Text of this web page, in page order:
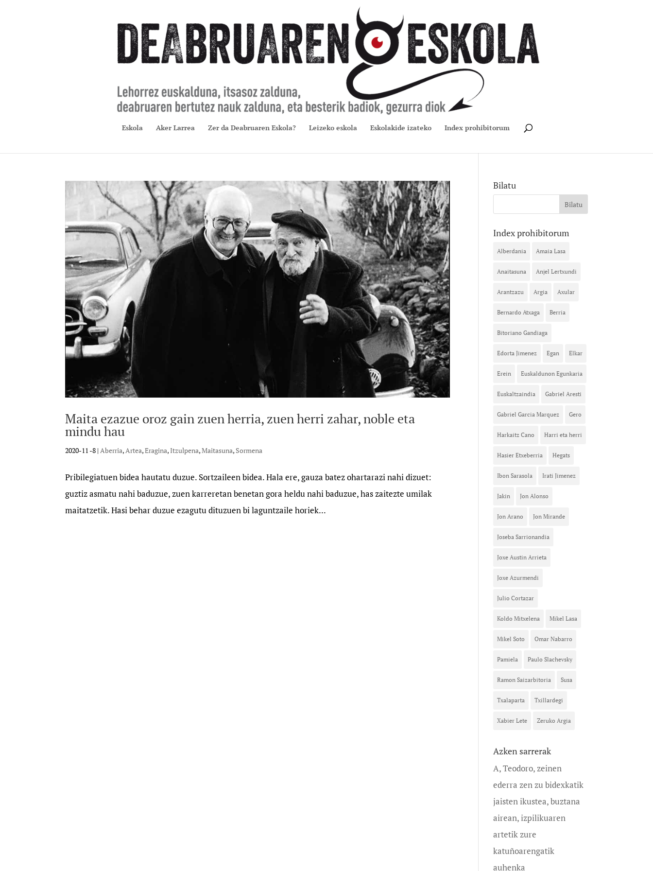
Eskola Aker Larrea Zer da Deabruaren Eskola? Leizeko eskola Eskolakide izateko Index prohibitorum
Maita ezazue oroz gain zuen herria, zuen herri zahar, noble eta
mindu hau
2020-11 -8 | Aberria, Artea,Eragina,Itzulpena,Maitasuna, Sormena
Pribilegiatuen bidea hautatu duzue. Sortzaileen bidea. Hala ere, gauza batez ohartarazi nahi dizuet:
guztiz asmatu nahi baduzue, zuen karreretan benetan gora heldu nahi baduzue, has zaitezte umilak
maitatzetik. Hasi behar duzue ezagutu dituzuen bi laguntzaile horiek...
Bilatu
Index prohibitorum
Alberdania Amaia Lasa
Anaitasuna Anjel Lertxundi
Arantzazu Argia Axular
Bernardo Atxaga Berria
Bitoriano Gandiaga
Edorta Jimenez Egan Elkar
Erein Euskaldunon Egunkaria
Euskaltzaindia Gabriel Aresti
Gabriel Garcia Marquez Gero
Harkaitz Cano Harri eta herri
Hasier Etxeberria Hegats
Ibon Sarasola Irati Jimenez
Jakin Jon Alonso
Jon Arano Jon Mirande
Joseba Sarrionandia
Joxe Austin Arrieta
Joxe Azurmendi
Julio Cortazar
Koldo Mitxelena Mikel Lasa
Mikel Soto Omar Nabarro
Pamiela Paulo Slachevsky
Ramon Saizarbitoria Susa
Txalaparta Txillardegi
Xabier Lete Zeruko Argia
Azken sarrerak
A, Teodoro, zeinen
ederra zen zu bidexkatik
jaisten ikustea, buztana
airean, izpilikuaren
artetik zure
katuñoarengatik
auhenka